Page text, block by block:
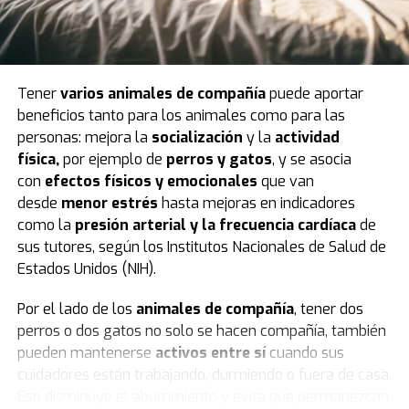
integró encuestas retrospectivas sobre los hábitos
digitales de los participantes y los resultados de las
pruebas estandarizadas INVALSI enlengua italiana,
Uno de los puntos de partida del análisis fuedividir a
los alumnossegún el momento en que abrieron su
primera cuenta personal en redes sociales. De esa
manera, quedaron definidosdos grandes grupos
quienes lo hicieron en sexto, séptimo u octavo grado —
los llamadosusuarios tempranos— y quienes
esperaron hasta el noveno grado o más, coincidiendo
con la edad mínima legal para el acceso autónomo en
El diseño de la investigación excluyó a aquellos que
abrieron su primera cuenta en primaria, por no contar
con una base suficiente para el análisis longitudinal, así
Tenervarios animales de compañíapuede aportar
beneficios tanto para los animales como para las
personas: mejora la socialización y la actividad
física,por ejemplo de perros y gatos, y se asocia
con efectos físicos y emocionales que van
desde menor estrés hasta mejoras en indicadores
como la presión arterial y la frecuencia cardíacade
sus tutores, según los Institutos Nacionales de Salud de
Estados Unidos (NIH).
Por el lado de los animales de compañía, tener dos
perros o dos gatos no solo se hacen compañía, también
pueden mantenerse activos entre sícuando sus
cuidadores están trabajando, durmiendo o fuera de casa.